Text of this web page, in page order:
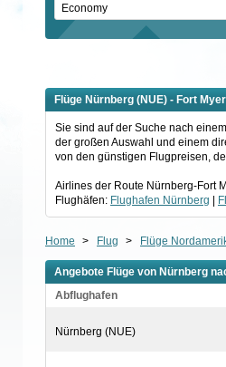
Flüge Nürnberg (NUE) - Fort
Sie sind auf der Suche nach
der großen Auswahl und einem
von den günstigen Flugpreisen,
Airlines der Route Nürnberg-Fort
Flughäfen: Flughafen Nürnberg
Home > Flug > Flüge
Angebote Flüge von Nürnberg
Abflughafen
Nürnberg (NUE)